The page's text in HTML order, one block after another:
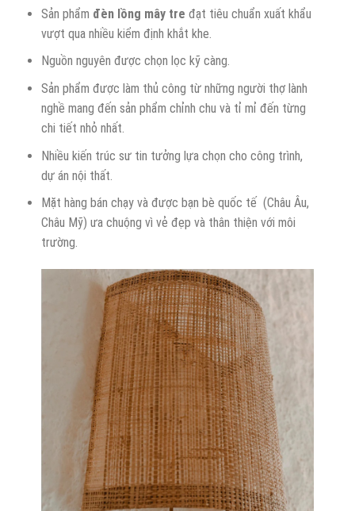
Sản phẩm đènlồng mây tre đạt tiêu chuẩn xuất khẩu
vượt qua nhiều kiểm định khắt khe.
Nguồn nguyên được chọn lọc kỹ càng.
Sản phẩm được làm thủ công từ những người thợ lành
nghề mang đến sản phẩm chỉnh chu và tỉ mỉ đến từng
chi tiết nhỏ nhất.
Nhiều kiến trúc sư tin tưởng lựa chọn cho công trình,
dự án nội thất.
Mặt hàng bán chạy và được bạn bè quốc tế (Châu Âu,
Châu Mỹ) ưa chuộng vì vẻ đẹp và thân thiện với môi
trường.